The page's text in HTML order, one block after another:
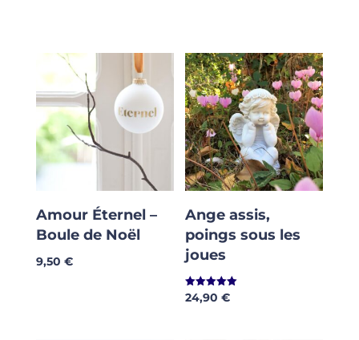
Amour Éternel –
Boule de Noël
9,50 €
Ange assis,
poings sous les
joues
Note
5.00
24,90€